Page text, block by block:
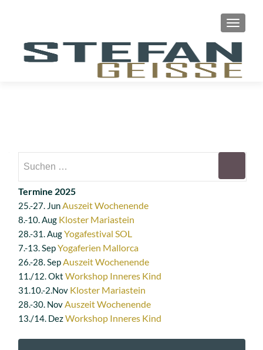
nach:
Termine 2025
25.-27. JunAuszeit Wochenende
8.-10. Aug Kloster Mariastein
28.-31. AugYogafestival SOL
7.-13. SepYogaferien Mallorca
26.-28. SepAuszeit Wochenende
11./12. Okt Workshop Inneres Kind
31.10.-2.Nov Kloster Mariastein
28.-30. NovAuszeit Wochenende
13./14. DezWorkshop Inneres Kind